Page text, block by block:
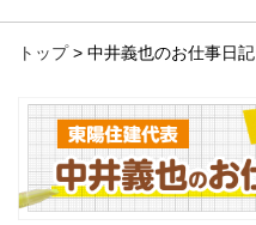
トップ> 中井義也のお仕事日記